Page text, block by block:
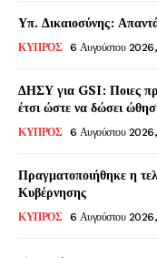
Υπ. Δικαιοσύνης:
ΚΥΠΡΟΣ 6 Αυγούστου
ΔΗΣΥ για GSI: Ποιες
έτσι ώστε να δώσει
ΚΥΠΡΟΣ 6 Αυγούστου
Πραγματοποιήθηκε η
Κυβέρνησης
ΚΥΠΡΟΣ 6 Αυγούστου